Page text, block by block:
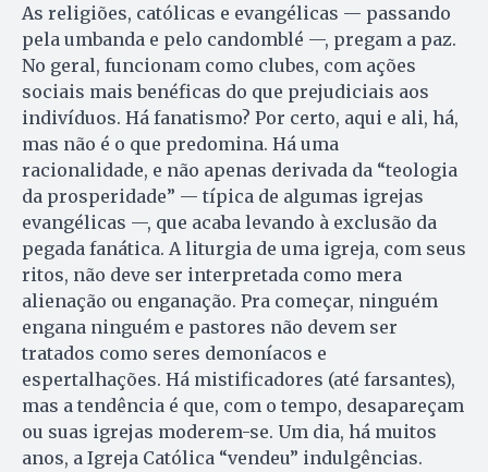
As religiões, católicas e evangélicas — passando
pela umbanda e pelo candomblé —, pregam a paz.
No geral, funcionam como clubes, com ações
sociais mais benéficas do que prejudiciais aos
indivíduos. Há fanatismo? Por certo, aqui e ali, há,
mas não é o que predomina. Há uma
racionalidade, e não apenas derivada da “teologia
da prosperidade” — típica de algumas igrejas
evangélicas —, que acaba levando à exclusão da
pegada fanática. A liturgia de uma igreja, com seus
ritos, não deve ser interpretada como mera
alienação ou enganação. Pra começar, ninguém
engana ninguém e pastores não devem ser
tratados como seres demoníacos e
espertalhações. Há mistificadores (até farsantes),
mas a tendência é que, com o tempo, desapareçam
ou suas igrejas moderem-se. Um dia, há muitos
anos, a Igreja Católica “vendeu” indulgências.